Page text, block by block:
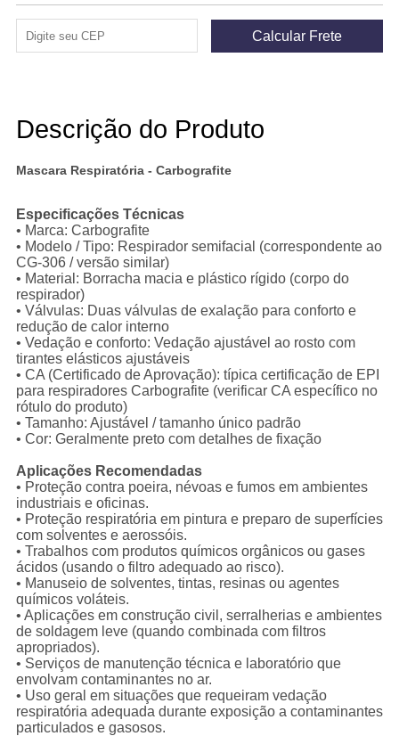
Descrição do Produto
Mascara Respiratória - Carbografite
Especificações Técnicas
• Marca: Carbografite
• Modelo / Tipo: Respirador semifacial (correspondente ao
CG-306 / versão similar)
• Material: Borracha macia e plástico rígido (corpo do
respirador)
• Válvulas: Duas válvulas de exalação para conforto e
redução de calor interno
• Vedação e conforto: Vedação ajustável ao rosto com
tirantes elásticos ajustáveis
• CA (Certificado de Aprovação): típica certificação de EPI
para respiradores Carbografite (verificar CA específico no
rótulo do produto)
• Tamanho: Ajustável / tamanho único padrão
• Cor: Geralmente preto com detalhes de fixação
Aplicações Recomendadas
• Proteção contra poeira, névoas e fumos em ambientes
industriais e oficinas.
• Proteção respiratória em pintura e preparo de superfícies
com solventes e aerossóis.
• Trabalhos com produtos químicos orgânicos ou gases
cidos (usando o filtro adequado ao risco).
• Manuseio de solventes, tintas, resinas ou agentes
químicos voláteis.
• Aplicações em construção civil, serralherias e ambientes
de soldagem leve (quando combinada com filtros
apropriados).
• Serviços de manutenção técnica e laboratório que
envolvam contaminantes no ar.
• Uso geral em situações que requeiram vedação
respiratória adequada durante exposição a contaminantes
particulados e gasosos.